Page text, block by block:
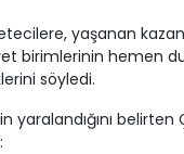
yaşanan
birimlerinin hemen
söyledi.
yaralandığını belirten